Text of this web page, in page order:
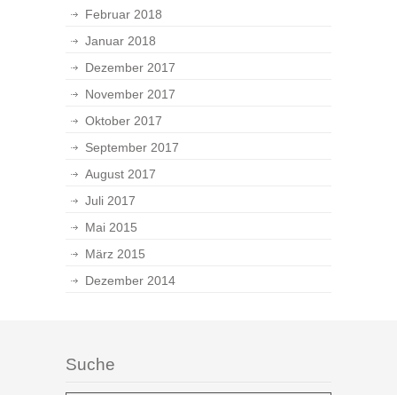
Februar 2018
Januar 2018
Dezember 2017
November 2017
Oktober 2017
September 2017
August 2017
Juli 2017
Mai 2015
März 2015
Dezember 2014
Suche